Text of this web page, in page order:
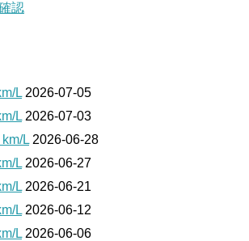
認
L 2026-07-05
L 2026-07-03
L 2026-06-28
L 2026-06-27
L 2026-06-21
L 2026-06-12
L 2026-06-06